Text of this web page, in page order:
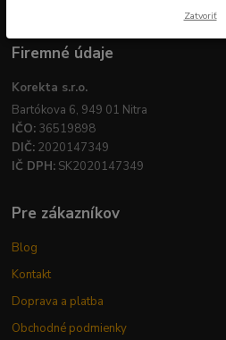
Firemné údaje a informácie
Firemné údaje
Korekta s.r.o.
Bartókova 6, 949 01 Nitra
IČO: 36519898
DIČ: 2020147349
IČ DPH: SK2020147349
Pre zákazníkov
Blog
Kontakt
Doprava a platba
Obchodné podmienky
Zatvoriť